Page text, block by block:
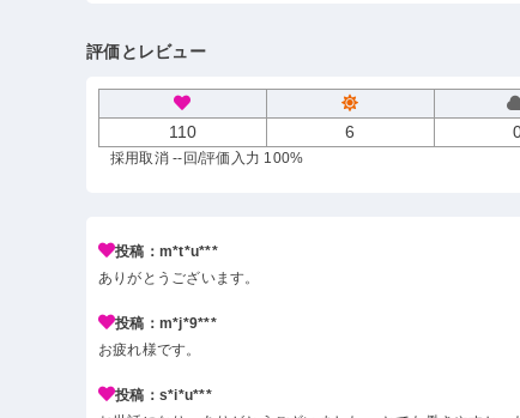
評価とレビュー
110 6
採用取消 --回/評価入力 100%
投稿：m*t*u***
ありがとうございます。
投稿：m*j*9***
お疲れ様です。
投稿：s*i*u***